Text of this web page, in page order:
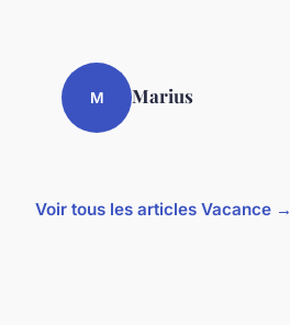
M Marius
Voir tous les articles Vacance →